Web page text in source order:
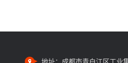
12㎡警用棉帐篷